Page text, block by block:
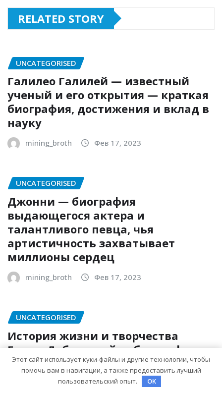
RELATED STORY
UNCATEGORISED
Галилео Галилей — известный
ученый и его открытия — краткая
биография, достижения и вклад в
науку
mining_broth Фев 17, 2023
UNCATEGORISED
Джонни — биография
выдающегося актера и
талантливого певца, чья
артистичность захватывает
миллионы сердец
mining_broth Фев 17, 2023
UNCATEGORISED
История жизни и творчества
Елены Дубровской — биография,
достижения, интересные факты
mining_broth Фев 17, 2023
Этот сайт использует куки-файлы и другие технологии, чтобы
помочь вам в навигации, а также предоставить лучший
пользовательский опыт.
OK